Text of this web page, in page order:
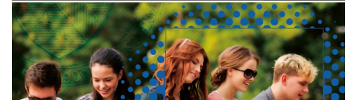
Image